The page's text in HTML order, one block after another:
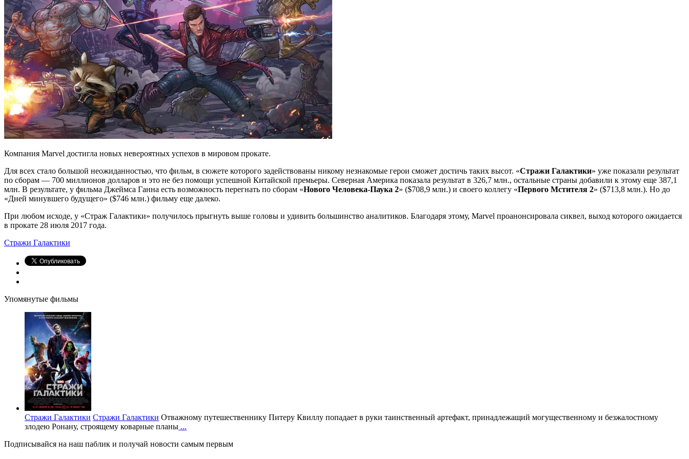
Компания Marvel достигла новых невероятных успехов в мировом прокате.
Для всех стало большой неожиданностью, что фильм, в сюжете которого задействованы никому незнакомые герои сможет достичь таких высот. «Стражи Галактики» уже показали результат
по сборам — 700 миллионов долларов и это не без помощи успешной Китайской премьеры. Северная Америка показала результат в 326,7 млн., остальные страны добавили к этому еще 387,1
млн. В результате, у фильма Джеймса Ганна есть возможность перегнать по сборам «Нового Человека-Паука 2» ($708,9 млн.) и своего коллегу «Первого Мстителя 2» ($713,8 млн.). Но до
«Дней минувшего будущего» ($746 млн.) фильму еще далеко.
При любом исходе, у «Страж Галактики» получилось прыгнуть выше головы и удивить большинство аналитиков. Благодаря этому, Marvel проанонсировала сиквел, выход которого ожидается
в прокате 28 июля 2017 года.
Стражи Галактики
Упомянутые фильмы
Стражи Галактики Стражи Галактики Отважному путешественнику Питеру Квиллу попадает в руки таинственный артефакт, принадлежащий могущественному и безжалостному
злодею Ронану, строящему коварные планы ...
Подписывайся на наш паблик и получай новости самым первым